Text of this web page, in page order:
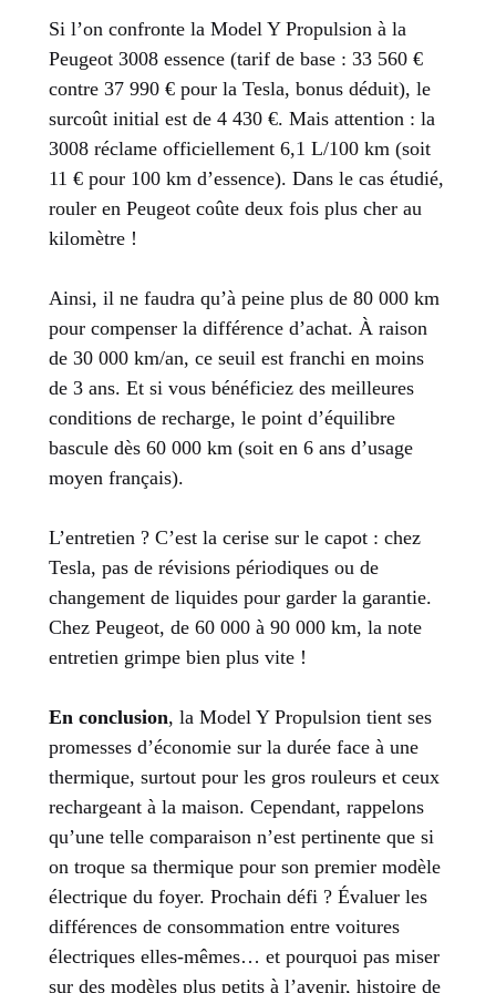
Si l’on confronte la Model Y Propulsion à la
Peugeot 3008 essence (tarif de base : 33 560 €
contre 37 990 € pour la Tesla, bonus déduit), le
surcoût initial est de 4 430 €. Mais attention : la
3008 réclame officiellement 6,1 L/100 km (soit
11 € pour 100 km d’essence). Dans le cas étudié,
rouler en Peugeot coûte deux fois plus cher au
kilomètre !
Ainsi, il ne faudra qu’à peine plus de 80 000 km
pour compenser la différence d’achat. À raison
de 30 000 km/an, ce seuil est franchi en moins
de 3 ans. Et si vous bénéficiez des meilleures
conditions de recharge, le point d’équilibre
bascule dès 60 000 km (soit en 6 ans d’usage
moyen français).
L’entretien ? C’est la cerise sur le capot : chez
Tesla, pas de révisions périodiques ou de
changement de liquides pour garder la garantie.
Chez Peugeot, de 60 000 à 90 000 km, la note
entretien grimpe bien plus vite !
En conclusion, la Model Y Propulsion tient ses
promesses d’économie sur la durée face à une
thermique, surtout pour les gros rouleurs et ceux
rechargeant à la maison. Cependant, rappelons
qu’une telle comparaison n’est pertinente que si
on troque sa thermique pour son premier modèle
électrique du foyer. Prochain défi ? Évaluer les
différences de consommation entre voitures
électriques elles-mêmes… et pourquoi pas miser
sur des modèles plus petits à l’avenir, histoire de